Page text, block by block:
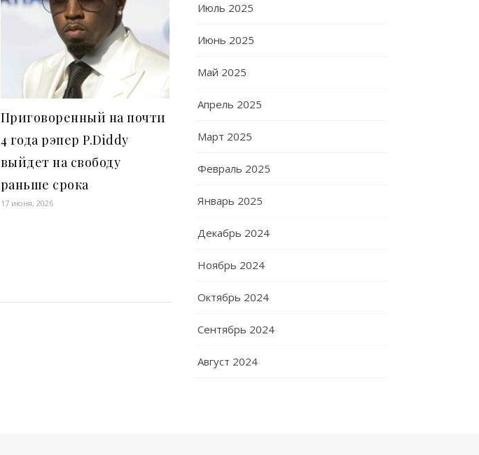
Приговоренный на почти
4 года рэпер P.Diddy
выйдет на свободу
раньше срока
17 июня, 2026
Июль 2025
Июнь 2025
Май 2025
Апрель 2025
Март 2025
Февраль 2025
Январь 2025
Декабрь 2024
Ноябрь 2024
Октябрь 2024
Сентябрь 2024
Август 2024